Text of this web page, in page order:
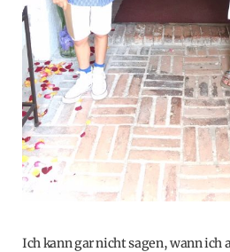
Ich kann gar nicht sagen, wann ich